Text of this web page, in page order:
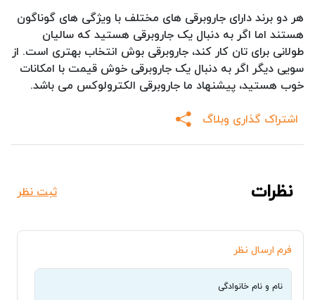
هر دو برند دارای جاروبرقی های مختلف با ویژگی های گوناگون
هستند اما اگر به دنبال یک جاروبرقی هستید که سالیان
طولانی برای تان کار کند، جاروبرقی بوش انتخاب بهتری است. از
سویی دیگر اگر به دنبال یک جاروبرقی خوش قیمت با امکانات
خوب هستید، پیشنهاد ما جاروبرقی الکترولوکس می باشد.
اشتراک گذاری وبلاگ
نظرات ثبت نظر
فرم ارسال نظر
نام و نام خانوادگی